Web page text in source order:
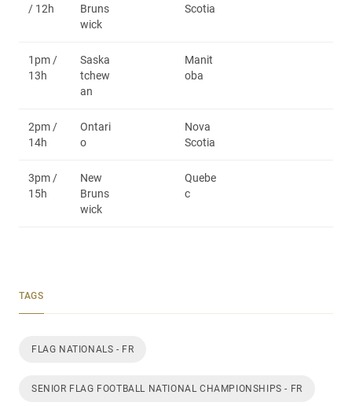
/ 12h
Bruns
wick
Scotia
1pm /
13h
Saska
tchew
an
Manit
oba
2pm /
14h
Ontari
o
Nova
Scotia
3pm /
15h
New
Bruns
wick
Quebe
c
TAGS
FLAG NATIONALS - FR
SENIOR FLAG FOOTBALL NATIONAL CHAMPIONSHIPS - FR